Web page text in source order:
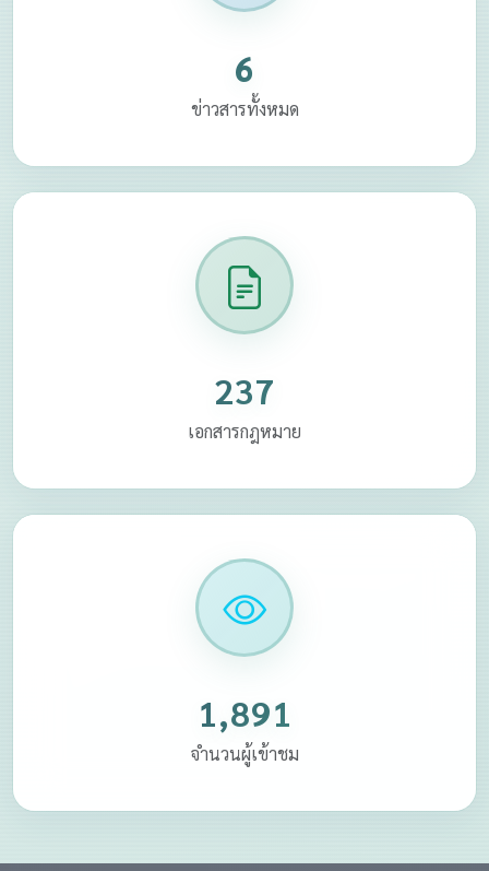
6
ข่าวสารทั้งหมด
237
เอกสารกฎหมาย
1,891
จำนวนผู้เข้าชม